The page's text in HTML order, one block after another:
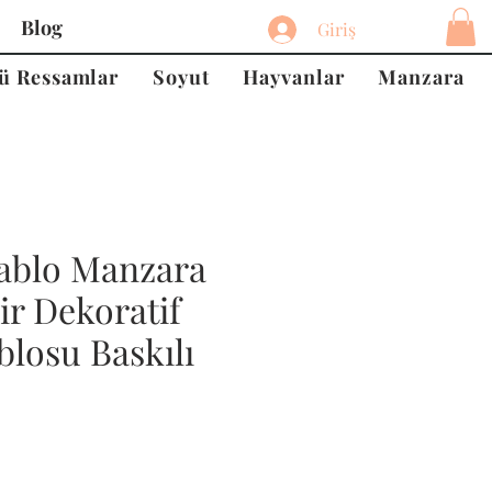
Giriş
Blog
Ressamlar Soyut Hayvanlar Manzara
Manzara
Dekoratif
Baskılı